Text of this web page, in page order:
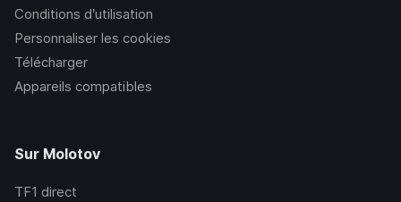
Conditions d’utilisation
Personnaliser les cookies
Télécharger
Appareils compatibles
Sur Molotov
TF1 direct